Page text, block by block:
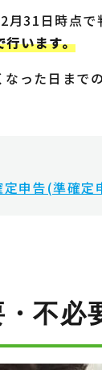
31日時点で
行います。
った日まで
申告(準確定
不必